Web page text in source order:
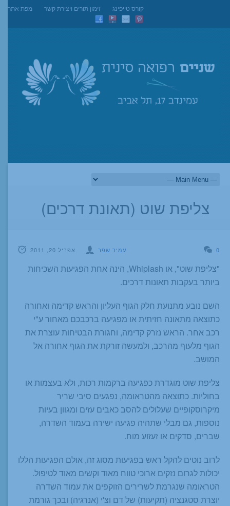
מפת אתר זימון תורים ויצירת קשר קורס טייפינג
צליפת שוט (תאונת דרכים)
אפריל 20, 2011 עמיר שפר 0
"צליפת שוט", או Whiplash, הינה אחת הפגיעות השכיחות
ביותר בעקבות תאונות דרכים.
השם נובע מתנועת חלק הגוף העליון והראש קדימה ואחורה
כתוצאה מתאונה חזיתית או מפגיעה ברכבכם מאחור ע"י
רכב אחר. הראש נזרק קדימה, וחגורת הבטיחות עוצרת את
הגוף מלעוף מהרכב, ולמעשה זורקת את הגוף אחורה אל
המושב.
צליפת שוט מוגדרת כפגיעה ברקמות רכות, ולא בעצמות או
בחוליות. כתוצאה מהטראומה, נפגעים סיבי שריר
מיקרוסקופיים שעלולים להסב כאבים עזים ומגוון בעיות
נוספות, גם מבלי שתהיה פגיעה ישירה בעמוד השדרה,
שברים, סדקים או זעזוע מוח.
לרוב נוטים להקל ראש בפגיעות מסוג זה, אולם הפגיעות הללו
יכולות לגרום נזקים ארוכי טווח מאוד וקשים מאוד לטיפול.
הטראומה שנגרמת לשרירים הזוקפים את עמוד השדרה
יוצרת סטגנציה (תקיעות) של דם וצ'י (אנרגיה) ובכך גורמת